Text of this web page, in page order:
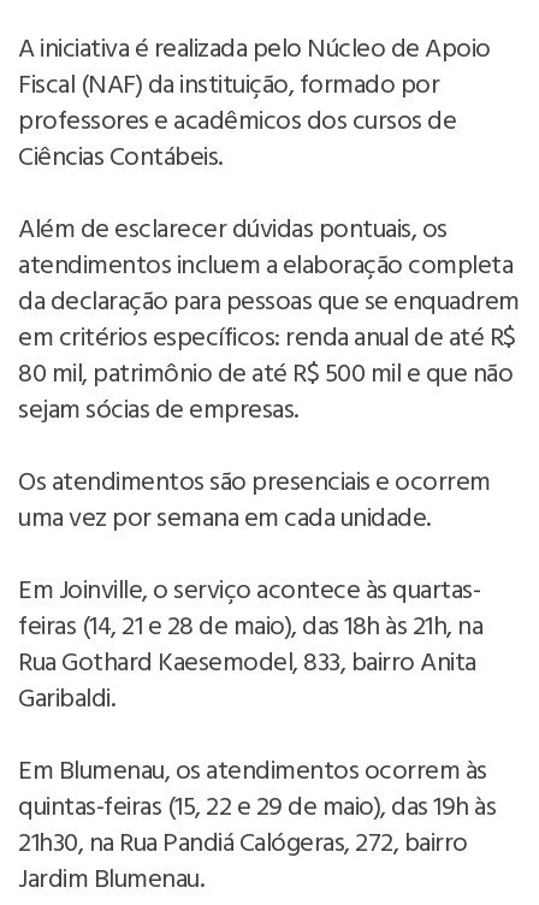
A iniciativa é realizada pelo Núcleo de Apoio
Fiscal (NAF) da instituição, formado por
professores e acadêmicos dos cursos de
Ciências Contábeis.
Além de esclarecer dúvidas pontuais, os
atendimentos incluem a elaboração completa
da declaração para pessoas que se enquadrem
em critérios específicos: renda anual de até R$
80 mil, patrimônio de até R$ 500 mil e que não
sejam sócias de empresas.
Os atendimentos são presenciais e ocorrem
uma vez por semana em cada unidade.
Em Joinville, o serviço acontece às quartas-
feiras (14, 21 e 28 de maio), das 18h às 21h, na
Rua Gothard Kaesemodel, 833, bairro Anita
Garibaldi.
Em Blumenau, os atendimentos ocorrem às
quintas-feiras (15, 22 e 29 de maio), das 19h às
21h30, na Rua Pandiá Calógeras, 272, bairro
Jardim Blumenau.